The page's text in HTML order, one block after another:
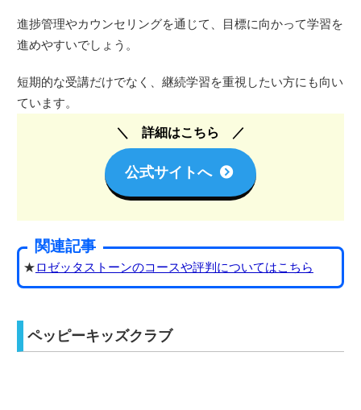
進捗管理やカウンセリングを通じて、目標に向かって学習を
進めやすいでしょう。
短期的な受講だけでなく、継続学習を重視したい方にも向い
ています。
詳細はこちら
公式サイトへ
関連記事
★ロゼッタストーンのコースや評判についてはこちら
ペッピーキッズクラブ